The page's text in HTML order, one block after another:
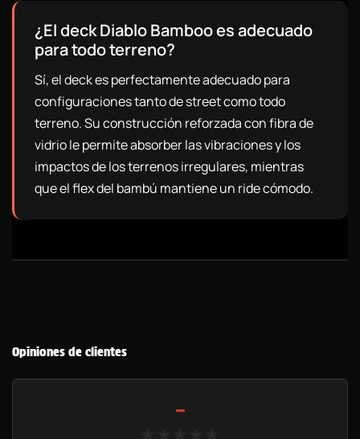
¿El deck Diablo Bamboo es adecuado
para todo terreno?
Sí, el deck es perfectamente adecuado para
configuraciones tanto de street como todo
terreno. Su construcción reforzada con fibra de
vidrio le permite absorber las vibraciones y los
impactos de los terrenos irregulares, mientras
que el flex del bambú mantiene un ride cómodo.
Opiniones de clientes
-